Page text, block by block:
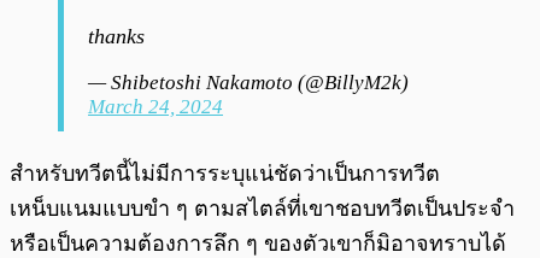
thanks
— Shibetoshi Nakamoto (@BillyM2k)
March 24, 2024
สำหรับทวีตนี้ไม่มีการระบุแน่ชัดว่าเป็นการทวีต
เหน็บแนมแบบขำ ๆ ตามสไตล์ที่เขาชอบทวีตเป็นประจำ
หรือเป็นความต้องการลึก ๆ ของตัวเขาก็มิอาจทราบได้